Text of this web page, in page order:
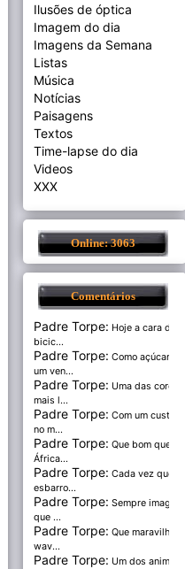
Ilusões de óptica
Imagem do dia
Imagens da Semana
Listas
Música
Notícias
Paisagens
Textos
Time-lapse do dia
Videos
XXX
Online: 3063
Comentários
Padre Torpe: Hoje a cara de
bicic...
Padre Torpe: Como açúcar é
um ven...
Padre Torpe: Uma das cores
mais l...
Padre Torpe: Com um custo de
no m...
Padre Torpe: Que bom que a
África...
Padre Torpe: Cada vez que
esbarro...
Padre Torpe: Sempre imaginei
que ...
Padre Torpe: Que maravilha de
wav...
Padre Torpe: Um dos animais